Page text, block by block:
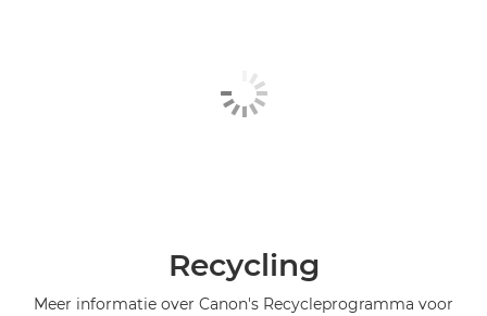
Recycling
Meer informatie over Canon's Recycleprogramma voor